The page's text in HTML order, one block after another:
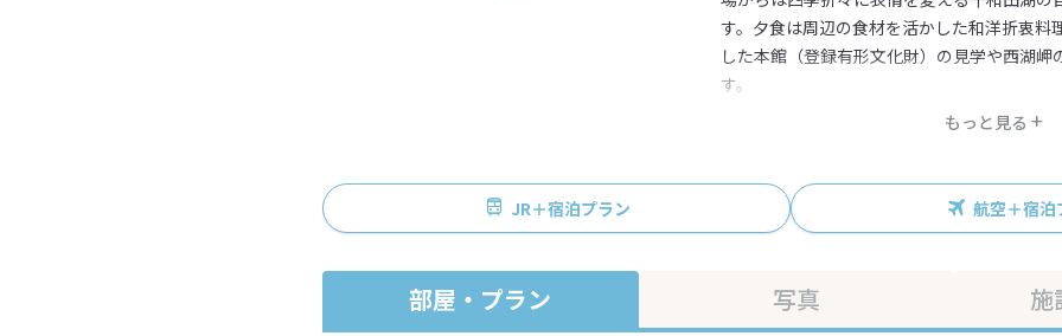
もっと見る
す。夕食は周辺の食材を活かした和洋折衷料
した本館（登録有形文化財）の見学や西湖岬
す。
JR＋宿泊プラン 航空＋宿泊
部屋・プラン 写真 施